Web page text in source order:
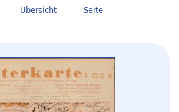
Übersicht Seite